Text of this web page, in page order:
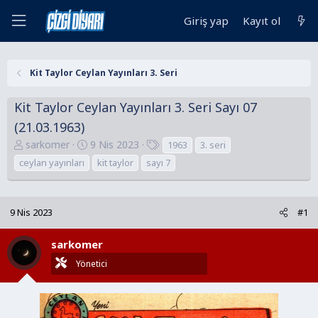
Giriş yap Kayıt ol
Kit Taylor Ceylan Yayınları 3. Seri
Kit Taylor Ceylan Yayınları 3. Seri Sayı 07
(21.03.1963)
K
o
n
B
a
ş
sarkomer
B
a
ş
ı
ç
t
a
9 Nis 2023
t
i
e
1963
3. seri
ceylan yayınları
kit taylor sayı 7
9 Nis 2023 #1
sarkomer
Yönetici